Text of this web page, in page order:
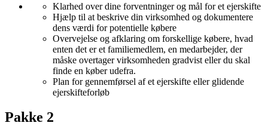
Klarhed over dine forventninger og mål for et ejerskifte
Hjælp til at beskrive din virksomhed og dokumentere
dens værdi for potentielle købere
Overvejelse og afklaring om forskellige købere, hvad
enten det er et familiemedlem, en medarbejder, der
måske overtager virksomheden gradvist eller du skal
finde en køber udefra.
Plan for gennemførsel af et ejerskifte eller glidende
ejerskifteforløb
Pakke 2